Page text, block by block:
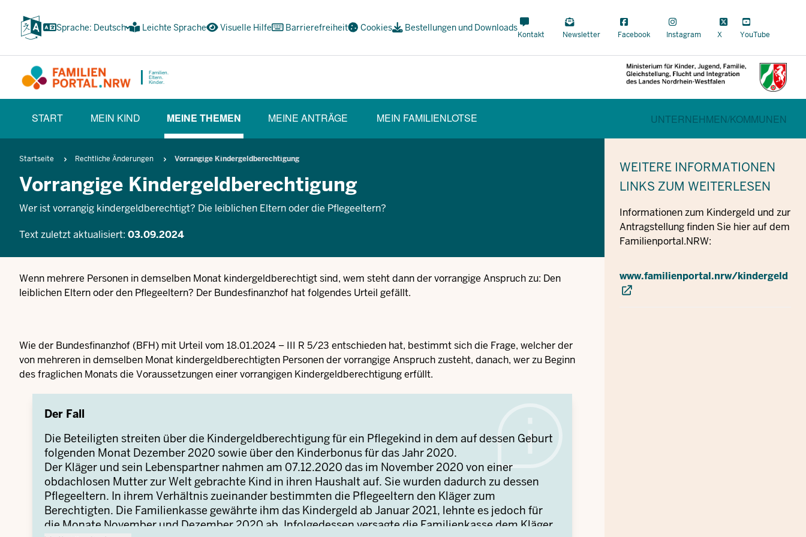
Inhalt
wechseln
Sprache: Deutsch Leichte Sprache Visuelle Hilfe Barrierefreiheit Cookies Bestellungen und Downloads Meta
Navi
Kontakt Newsletter Facebook Instagram X YouTube
Familien.
Eltern.
Kinder.
(BÜRGERBEREICH)
START MEIN KIND
MEINE THEMEN
(CURRENT SECTION)
MEINE ANTRÄGE MEIN FAMILIENLOTSE BEREICHSWECHSEL
CURRENT SECTION FÜR
UNTERNEHMEN/KOMMUNEN
Pfadnavigation
Startseite Rechtliche Änderungen Vorrangige Kindergeldberechtigung
Vorrangige Kindergeldberechtigung
Wer ist vorrangig kindergeldberechtigt? Die leiblichen Eltern oder die Pflegeeltern?
Text zuletzt aktualisiert: 03.09.2024
Wenn mehrere Personen in demselben Monat kindergeldberechtigt sind, wem steht dann der vorrangige Anspruch zu: Den
leiblichen Eltern oder den Pflegeeltern? Der Bundesfinanzhof hat folgendes Urteil gefällt.
Wie der Bundesfinanzhof (BFH) mit Urteil vom 18.01.2024 – III R 5/23 entschieden hat, bestimmt sich die Frage, welcher der
von mehreren in demselben Monat kindergeldberechtigten Personen der vorrangige Anspruch zusteht, danach, wer zu Beginn
des fraglichen Monats die Voraussetzungen einer vorrangigen Kindergeldberechtigung erfüllt.
Der Fall
Die Beteiligten streiten über die Kindergeldberechtigung für ein Pflegekind in dem auf dessen Geburt
folgenden Monat Dezember 2020 sowie über den Kinderbonus für das Jahr 2020.
Der Kläger und sein Lebenspartner nahmen am 07.12.2020 das im November 2020 von einer
obdachlosen Mutter zur Welt gebrachte Kind in ihren Haushalt auf. Sie wurden dadurch zu dessen
Pflegeeltern. In ihrem Verhältnis zueinander bestimmten die Pflegeeltern den Kläger zum
Berechtigten. Die Familienkasse gewährte ihm das Kindergeld ab Januar 2021, lehnte es jedoch für
die Monate November und Dezember 2020 ab. Infolgedessen versagte die Familienkasse dem Kläger
WEITERE INFORMATIONEN
LINKS ZUM WEITERLESEN
Informationen zum Kindergeld und zur
Antragstellung finden Sie hier auf dem
Familienportal.NRW:
www.familienportal.nrw/kindergeld